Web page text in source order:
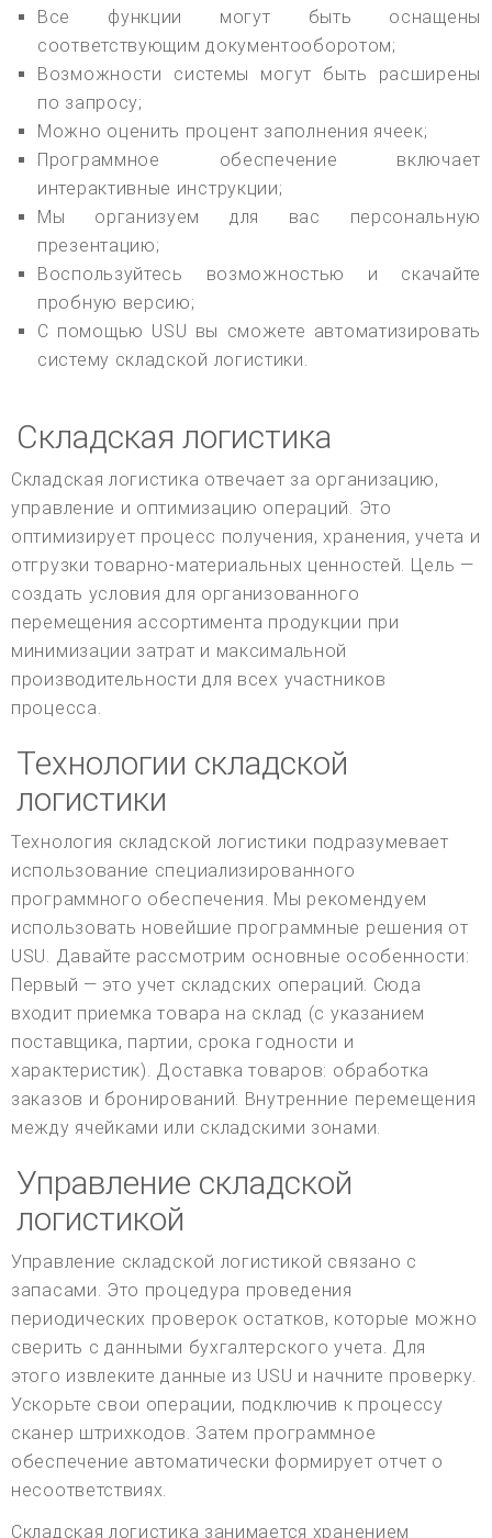
Все функции могут быть оснащены
соответствующим документооборотом;
Возможности системы могут быть расширены
по запросу;
Можно оценить процент заполнения ячеек;
Программное обеспечение включает
интерактивные инструкции;
Мы организуем для вас персональную
презентацию;
Воспользуйтесь возможностью и скачайте
пробную версию;
С помощью USU вы сможете автоматизировать
систему складской логистики.
Складская логистика
Складская логистика отвечает за организацию,
управление и оптимизацию операций. Это
оптимизирует процесс получения, хранения, учета и
отгрузки товарно-материальных ценностей. Цель —
создать условия для организованного
перемещения ассортимента продукции при
минимизации затрат и максимальной
производительности для всех участников
процесса.
Технологии складской
логистики
Технология складской логистики подразумевает
использование специализированного
программного обеспечения. Мы рекомендуем
использовать новейшие программные решения от
USU. Давайте рассмотрим основные особенности:
Первый — это учет складских операций. Сюда
входит приемка товара на склад (с указанием
поставщика, партии, срока годности и
характеристик). Доставка товаров: обработка
заказов и бронирований. Внутренние перемещения
между ячейками или складскими зонами.
Управление складской
логистикой
Управление складской логистикой связано с
запасами. Это процедура проведения
периодических проверок остатков, которые можно
сверить с данными бухгалтерского учета. Для
этого извлеките данные из USU и начните проверку.
Ускорьте свои операции, подключив к процессу
сканер штрихкодов. Затем программное
обеспечение автоматически формирует отчет о
несоответствиях.
Складская логистика занимается хранением